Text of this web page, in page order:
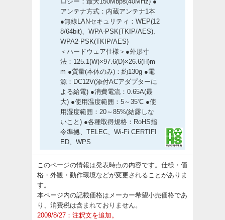
アンテナ方式：内蔵アンテナ1本
●無線LANセキュリティ：WEP(12
8/64bit)、WPA-PSK(TKIP/AES)、
WPA2-PSK(TKIP/AES)
＜ハードウェア仕様＞●外形寸
法：125.1(W)×97.6(D)×26.6(H)m
m ●質量(本体のみ)：約130g ●電
源：DC12V(添付ACアダプターに
よる給電) ●消費電流：0.65A(最
大) ●使用温度範囲：5～35℃ ●使
用湿度範囲：20～85%(結露しな
いこと) ●各種取得規格：RoHS指
令準拠、TELEC、Wi-Fi CERTIFI
ED、WPS
このページの情報は発表時点の内容です。仕様・価
格・外観・動作環境などが変更されることがありま
す。
本ページ内の記載価格はメーカー希望小売価格であ
り、消費税は含まれておりません。
2009/8/27：注釈文を追加。